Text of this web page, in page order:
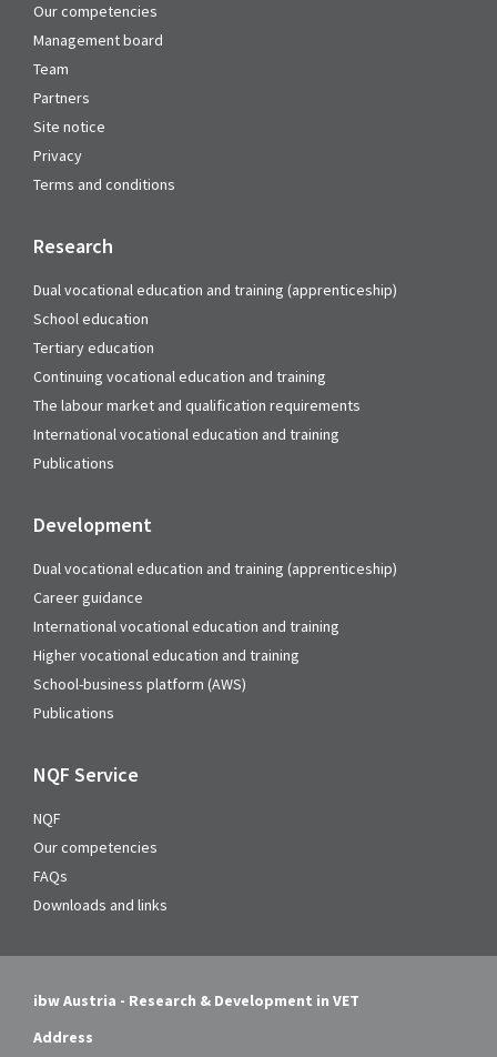
Our competencies
Management board
Team
Partners
Site notice
Privacy
Terms and conditions
Research
Dual vocational education and training (apprenticeship)
School education
Tertiary education
Continuing vocational education and training
The labour market and qualification requirements
International vocational education and training
Publications
Development
Dual vocational education and training (apprenticeship)
Career guidance
International vocational education and training
Higher vocational education and training
School-business platform (AWS)
Publications
NQF Service
NQF
Our competencies
FAQs
Downloads and links
ibw Austria - Research & Development in VET
Address